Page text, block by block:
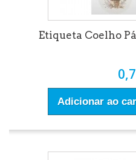
Etiqueta Coelho
Adicionar ao